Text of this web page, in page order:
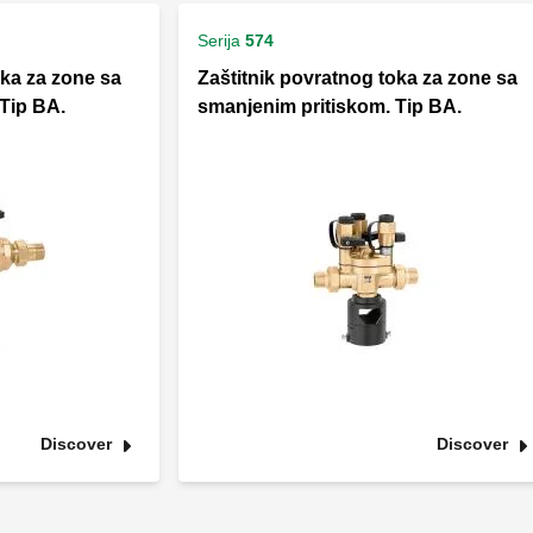
za zone sa
BA.
Discover
Serija 574
Zaštitnik povratnog toka za zone sa
smanjenim pritiskom. Tip BA.
Discover